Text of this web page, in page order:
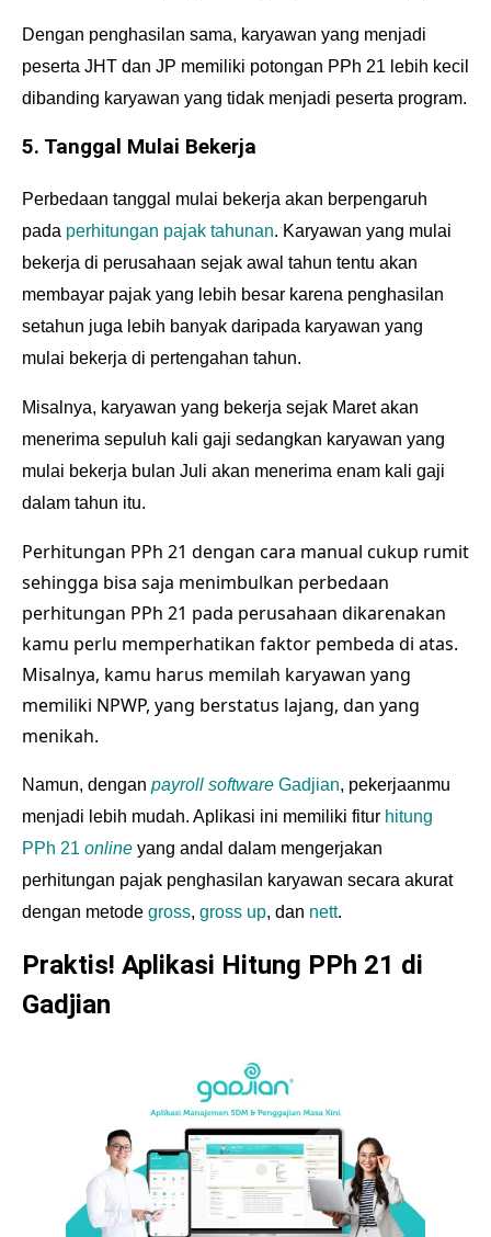
Dengan penghasilan sama, karyawan yang menjadi
peserta JHT dan JP memiliki potongan PPh 21 lebih kecil
dibanding karyawan yang tidak menjadi peserta program.
5. Tanggal Mulai Bekerja
Perbedaan tanggal mulai bekerja akan berpengaruh
pada perhitungan pajak tahunan. Karyawan yang mulai
bekerja di perusahaan sejak awal tahun tentu akan
membayar pajak yang lebih besar karena penghasilan
setahun juga lebih banyak daripada karyawan yang
mulai bekerja di pertengahan tahun.
Misalnya, karyawan yang bekerja sejak Maret akan
menerima sepuluh kali gaji sedangkan karyawan yang
mulai bekerja bulan Juli akan menerima enam kali gaji
dalam tahun itu.
Perhitungan PPh 21 dengan cara manual cukup rumit
sehingga bisa saja menimbulkan perbedaan
perhitungan PPh 21 pada perusahaan dikarenakan
kamu perlu memperhatikan faktor pembeda di atas.
Misalnya, kamu harus memilah karyawan yang
memiliki NPWP, yang berstatus lajang, dan yang
menikah.
Namun, dengan payroll software Gadjian, pekerjaanmu
menjadi lebih mudah. Aplikasi ini memiliki fitur hitung
PPh 21 online yang andal dalam mengerjakan
perhitungan pajak penghasilan karyawan secara akurat
dengan metode gross, gross up, dan nett.
Praktis! Aplikasi Hitung PPh 21 di
Gadjian